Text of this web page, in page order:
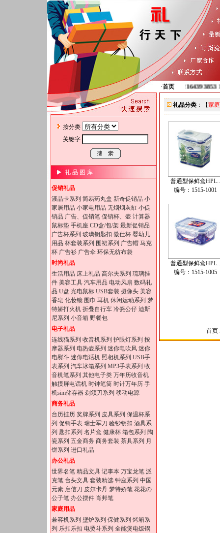
按分类
关键字
礼 品 图 库
促销礼品
液晶卡系列 简易药丸盒 新奇促销品 小
家居用品 小家电用品 无烟烟灰缸 小促
销品 广告、促销笔 促销杯、壶 计算器
鼠标垫 手机座 CD盒/包/架 最新促销品
广告杯系列 玻璃钥匙扣 傲仕杯 婴幼儿
用品 杯套装系列 围裙系列 广告帽 马克
杯 广告衫 广告伞 环保无纺布袋
时尚礼品
生活用品 床上礼品 高尔夫系列 琉璃挂
件 美容工具 汽车用品 电动风扇 数码礼
品 U盘 光电鼠标 USB套装 摄像头 美容
香皂 化妆镜 围巾 耳机 休闲运动系列 梦
特娇打火机 折叠自行车 冷瓷公仔 迪斯
尼系列 小音箱 野餐包
电子礼品
连线猫系列 收音机系列 护眼灯系列 按
摩器系列 电热壶系列 迷你电吹风 迷你
电熨斗 迷你电话机 照相机系列 USB手
表系列 汽车冰箱系列 MP3手表系列 收
音机笔系列 其他电子类 万年历收音机
触摸屏电话机 时钟笔筒 时计万年历 手
机sim储存器 剃须刀系列 移动电源
商务礼品
台历挂历 奖牌系列 皮具系列 保温杯系
列 促销手表 瑞士军刀 验钞钥扣 酒具系
列 匙扣系列 名片盒 健康杯 箱包系列 陶
瓷系列 五金商务 商务套装 茶具系列 月
饼系列 进口礼品
办公礼品
世界名笔 精品文具 记事本 万宝龙笔 派
克笔 台头文具 套装精选 钟座系列 中国
元素 启信刀 皮尔卡丹 梦特娇笔 花花の
公子笔 办公摆件 肖邦笔
家庭用品
兼容机系列 壁炉系列 保健系列 烤箱系
列 乐扣乐扣 电烫斗系列 全能煲电饭锅
·首页
销售直线-02164393853
礼品分类：【家
普通型保鲜盒HPL..
编号：1515-1001
普通型保鲜盒HPL..
编号：1515-1005
首页